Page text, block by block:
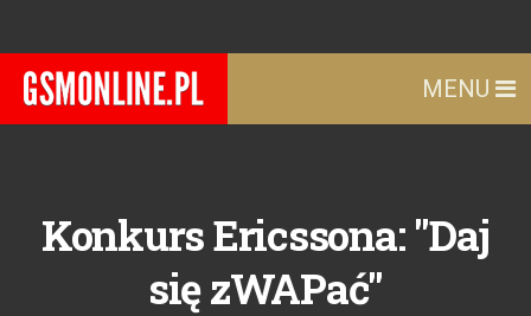
MENU
Konkurs Ericssona: "Daj
się zWAPać"